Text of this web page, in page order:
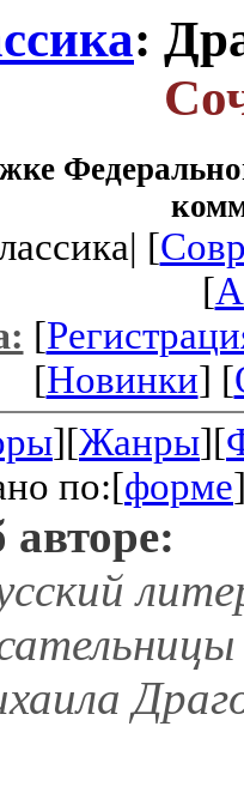
:
[
[
[
[Новинки] [
][Жанры][
по:[форме
авторе: